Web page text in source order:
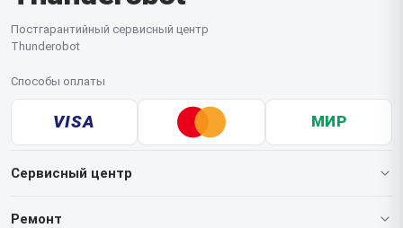
Постгарантийный сервисный центр
Thunderobot
Способы оплаты
VISA МИР
Сервисный центр
О нашем сервисе
Ремонт